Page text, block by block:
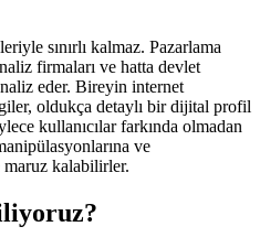
sınırlı kalmaz. Pazarlama
firmaları ve hatta devlet
eder. Bireyin internet
oldukça detaylı bir dijital profil
kullanıcılar farkında olmadan
ve
kalabilirler.